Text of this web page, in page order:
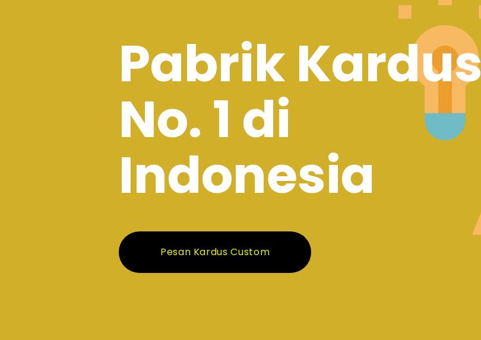
Pabrik Kardus
No. 1 di
Indonesia
Pesan Kardus Custom